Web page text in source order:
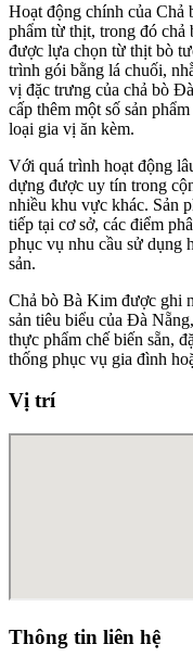
Hoạt động chính của Chả
phẩm từ thịt, trong đó chả
được lựa chọn từ thịt bò
trình gói bằng lá chuối,
vị đặc trưng của chả bò
cấp thêm một số sản
loại gia vị ăn kèm.
Với quá trình hoạt động
dựng được uy tín trong
nhiều khu vực khác. Sản
tiếp tại cơ sở, các điểm
phục vụ nhu cầu sử dụng
sản.
Chả bò Bà Kim được ghi
sản tiêu biểu của Đà
thực phẩm chế biến sẵn,
thống phục vụ gia đình
Vị trí
Thông tin liên hệ